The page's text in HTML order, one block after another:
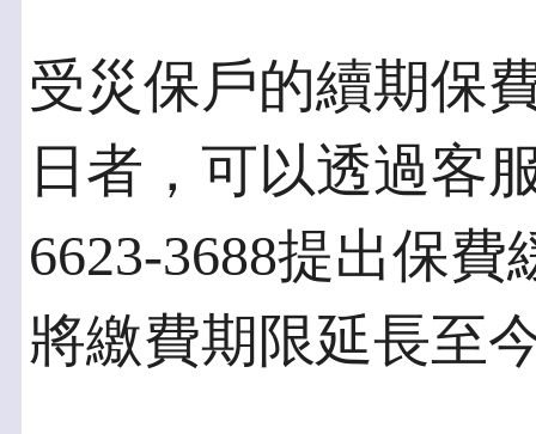
受災保戶的續期保
日者，可以透過客
6623-3688提出保
將繳費期限延長至